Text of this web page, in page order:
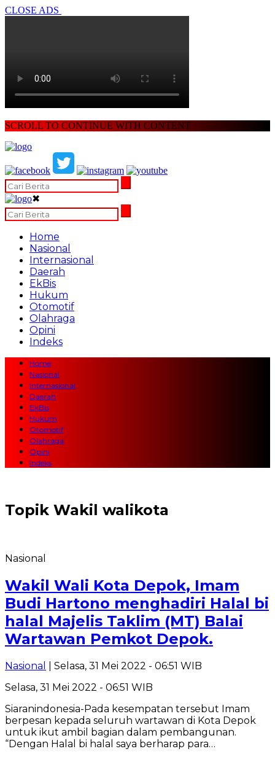
CLOSE ADS
SCROLL TO CONTINUE WITH CONTENT
✖
Home
Nasional
Internasional
Daerah
EkBis
Hukum
Otomotif
Olahraga
Opini
Indeks
Home
Nasional
Internasional
Daerah
EkBis
Hukum
Otomotif
Olahraga
Opini
Indeks
Topik Wakil walikota
Nasional
Wakil Wali Kota Depok, Imam
Budi Hartono menghadiri Halal bi
halal Majelis Taklim (MT) Balai
Wartawan Pemkot Depok.
Nasional
| Selasa, 31 Mei 2022 - 06:51 WIB
Selasa, 31 Mei 2022 - 06:51 WIB
Siaranindonesia-Pada kesempatan tersebut Imam
berpesan kepada seluruh wartawan di Kota Depok
untuk ikut ambil bagian dalam pembangunan.
“Dengan Halal bi halal saya berharap para…